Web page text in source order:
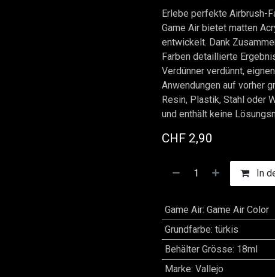
Erlebe perfekte Airbrush-
Game Air bietet matten
entwickelt. Dank
Farben detaillierte
Verdünner verdünnt,
Anwendungen auf vorher
Resin, Plastik, Stahl oder
und enthält keine
CHF 2,90
In
Game Air: Game Air Color
Grundfarbe: türkis
Behälter Grösse: 18ml
Marke: Vallejo